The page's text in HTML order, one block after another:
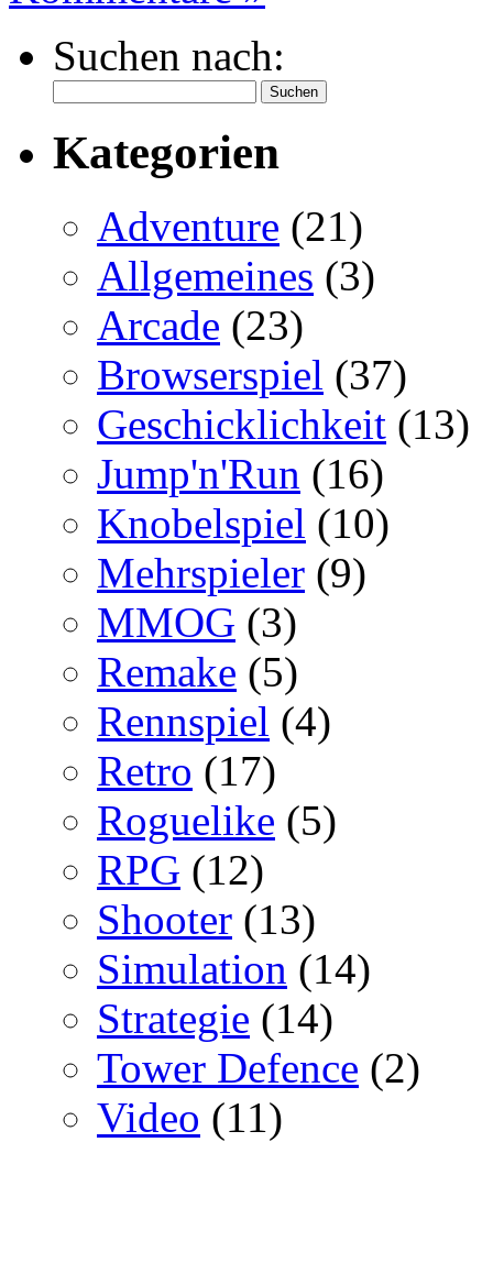
Suchen nach:
Kategorien
Adventure (21)
Allgemeines (3)
Arcade (23)
Browserspiel (37)
Geschicklichkeit (13)
Jump'n'Run (16)
Knobelspiel (10)
Mehrspieler (9)
MMOG (3)
Remake (5)
Rennspiel (4)
Retro (17)
Roguelike (5)
RPG (12)
Shooter (13)
Simulation (14)
Strategie (14)
Tower Defence (2)
Video (11)